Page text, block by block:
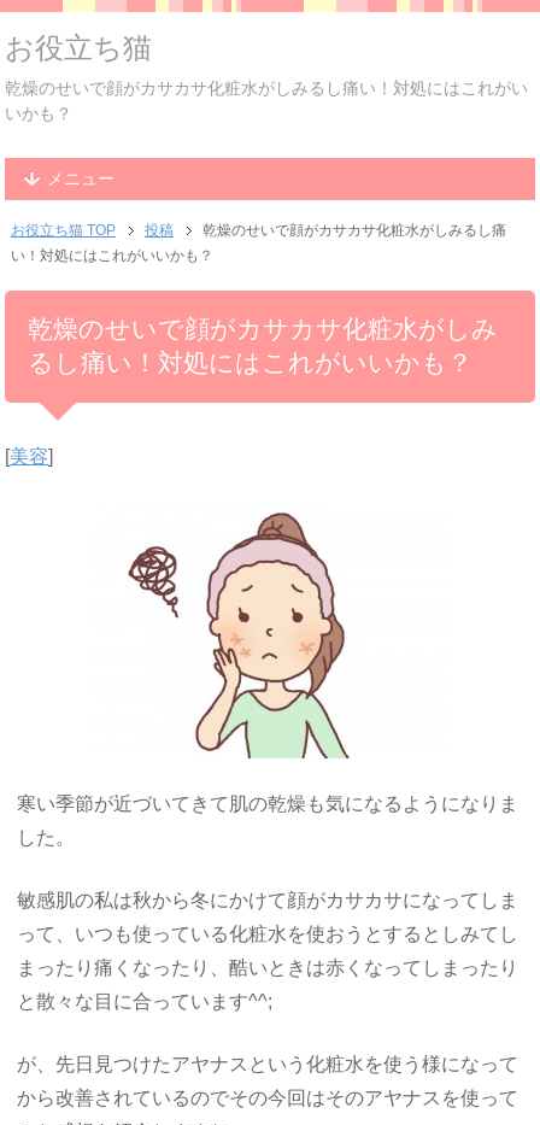
お役立ち猫
乾燥のせいで顔がカサカサ化粧水がしみるし痛い！対処にはこれがい
いかも？
メニュー
お役立ち猫 TOP 投稿
乾燥のせいで顔がカサカサ化粧水がしみるし痛
い！対処にはこれがいいかも？
乾燥のせいで顔がカサカサ化粧水がしみ
るし痛い！対処にはこれがいいかも？
[美容]
寒い季節が近づいてきて肌の乾燥も気になるようになりま
した。
敏感肌の私は秋から冬にかけて顔がカサカサになってしま
って、いつも使っている化粧水を使おうとするとしみてし
まったり痛くなったり、酷いときは赤くなってしまったり
と散々な目に合っています^^;
が、先日見つけたアヤナスという化粧水を使う様になって
から改善されているのでその今回はそのアヤナスを使って